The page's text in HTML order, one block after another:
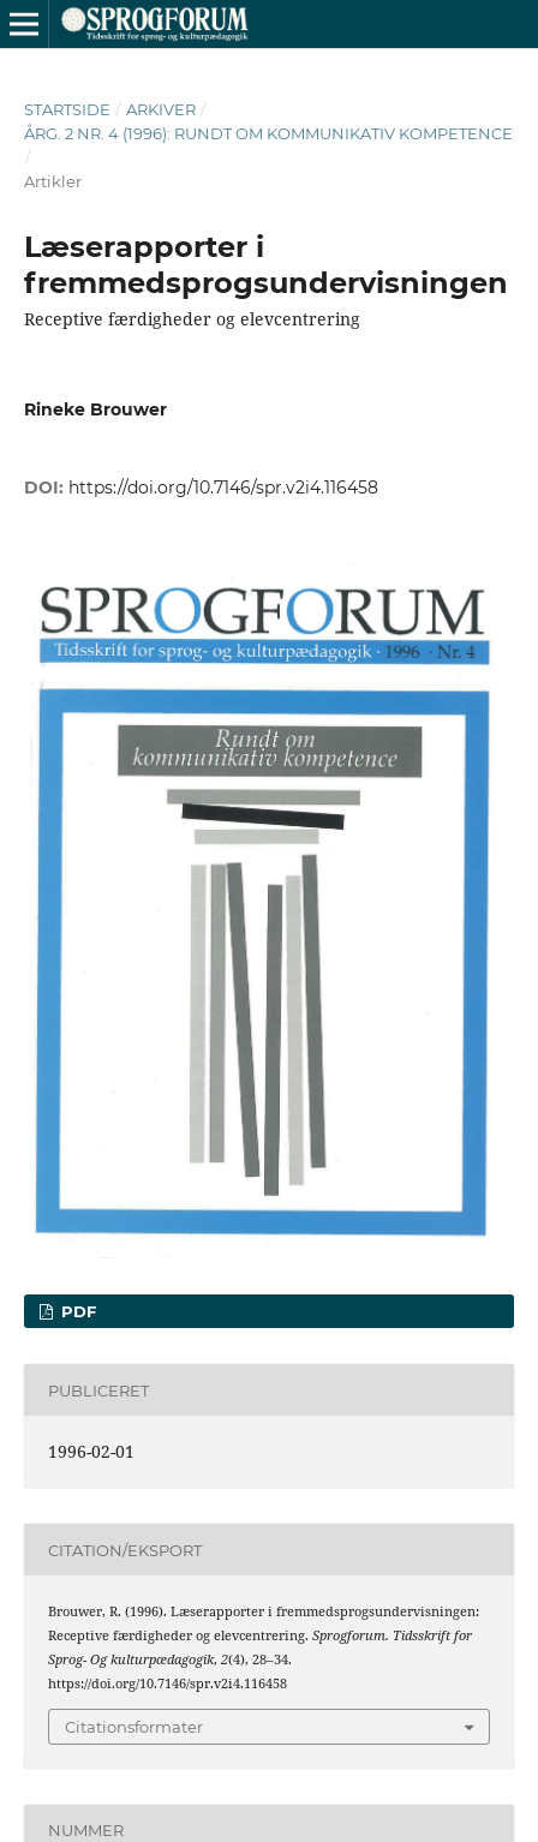
STARTSIDE / ARKIVER /
ÅRG. 2 NR. 4 (1996): RUNDT OM KOMMUNIKATIV KOMPETENCE
/
Artikler
Læserapporter i
fremmedsprogsundervisningen
Receptive færdigheder og elevcentrering
Rineke Brouwer
DOI: https://doi.org/10.7146/spr.v2i4.116458
PDF
PUBLICERET
1996-02-01
CITATION/EKSPORT
Brouwer, R. (1996). Læserapporter i fremmedsprogsundervisningen:
Receptive færdigheder og elevcentrering. Sprogforum. Tidsskrift for
Sprog- Og kulturpædagogik, 2(4), 28–34.
https://doi.org/10.7146/spr.v2i4.116458
Citationsformater
NUMMER